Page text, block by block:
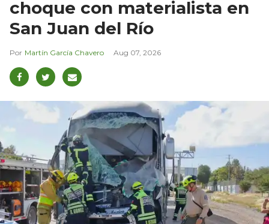
choque con materialista en
San Juan del Río
Martín García Chavero Aug 07, 2026